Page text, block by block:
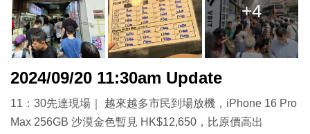
+4
2024/09/20 11:30am Update
11：30先達現場｜ 越來越多市民到場放機，iPhone 16 Pro
Max 256GB 沙漠金色暫見 HK$12,650，比原價高出